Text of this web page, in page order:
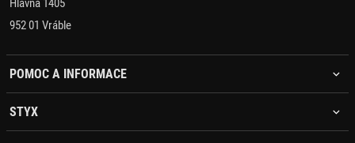
Hlavná 1405
952 01 Vráble
POMOC A INFORMACE
STYX